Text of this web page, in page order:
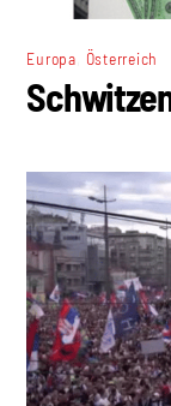
Europa Österreich